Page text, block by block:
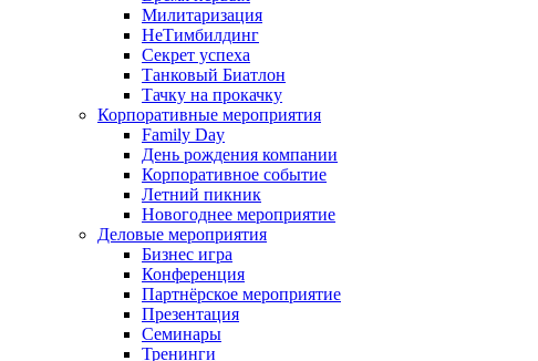
Милитаризация
НеТимбилдинг
Секрет успеха
Танковый Биатлон
Тачку на прокачку
Корпоративные мероприятия
Family Day
День рождения компании
Корпоративное событие
Летний пикник
Новогоднее мероприятие
Деловые мероприятия
Бизнес игра
Конференция
Партнёрское мероприятие
Презентация
Семинары
Тренинги